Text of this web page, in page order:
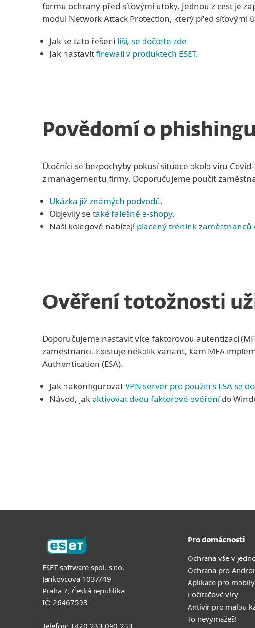
formu ochrany před síťovými útoky. Jednou z cest je
modul Network Attack Protection, který před síťovými
Jak se tato řešeníliší, se dočtete zde
Jak nastavitfirewall v produktech ESET.
Povědomí o
Útočníci se bezpochyby pokusí situace okolo viru
z managementu firmy. Doporučujeme poučit
Ukázka již známých podvodů.
Objevily se také falešné e-shopy.
Naši kolegové nabízejíplacený trénink zaměstnanců
Ověření totožnosti
Doporučujeme nastavit více faktorovou autentizaci
zaměstnanci. Existuje několik variant, kam MFA
Authentication (ESA).
Jak nakonfigurovatVPN server pro použití s ESA se
Návod, jakaktivovat dvou faktorové ověřenído
ESET software spol. s r.o.
Jankovcova 1037/49
Praha 7, Česká republika
IČ: 26467593
Telefon: +420 233 090 233
Pro domácnosti
Ochrana vše v
Ochrana pro
Aplikace pro mobily
Počítačové viry
Antivir pro malou
To nevymažeš!